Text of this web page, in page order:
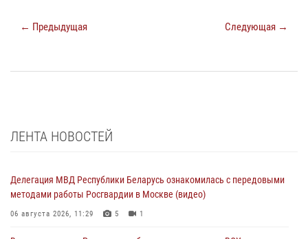
← Предыдущая Следующая →
ЛЕНТА НОВОСТЕЙ
Делегация МВД Республики Беларусь ознакомилась с передовыми
методами работы Росгвардии в Москве (видео)
06 августа 2026, 11:29 5 1